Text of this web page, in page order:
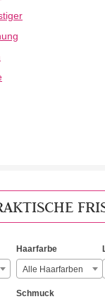
Haarfarbe
Alle Haarfarben
Schmuck